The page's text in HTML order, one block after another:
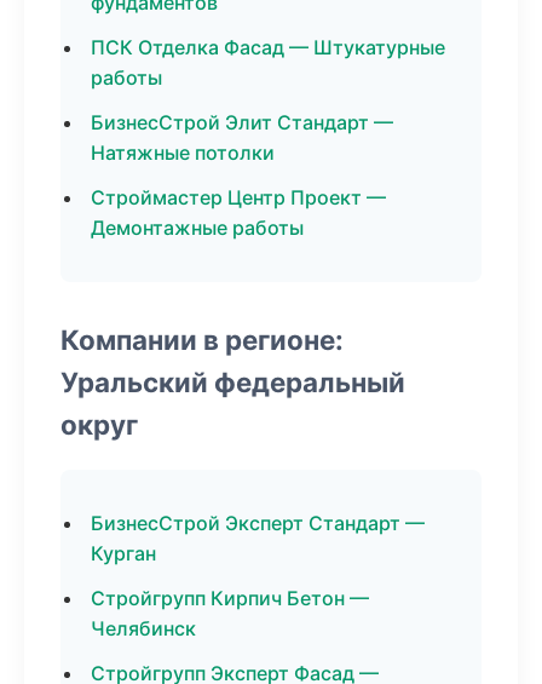
ПСК Отделка Фасад — Штукатурные
работы
БизнесСтрой Элит Стандарт —
Натяжные потолки
Строймастер Центр Проект —
Демонтажные работы
Компании в регионе:
Уральский федеральный
округ
БизнесСтрой Эксперт Стандарт —
Курган
Стройгрупп Кирпич Бетон —
Челябинск
Стройгрупп Эксперт Фасад —